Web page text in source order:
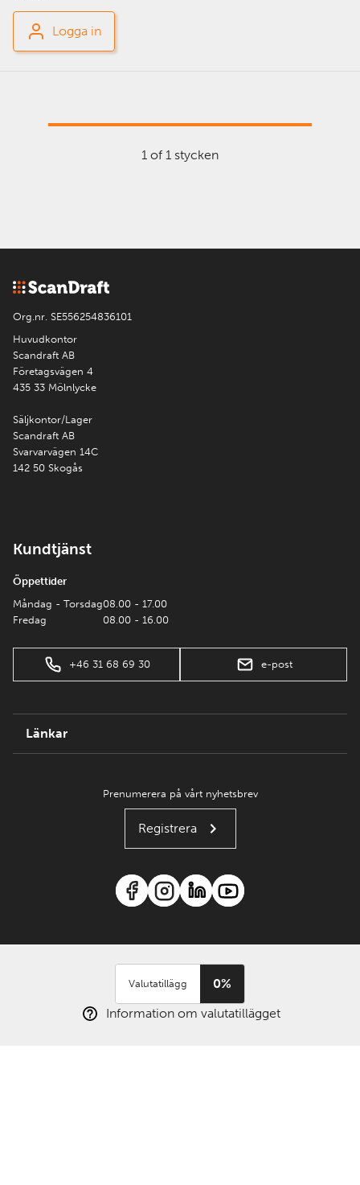
Logga in
1 of 1 stycken
Org.nr. SE556254836101
Huvudkontor
Scandraft AB
Företagsvägen 4
435 33 Mölnlycke
Säljkontor/Lager
Scandraft AB
Svarvarvägen 14C
142 50 Skogås
Kundtjänst
Öppettider
Måndag - Torsdag
Fredag
08.00 - 17.00
08.00 - 16.00
+46 31 68 69 30 e-post
Länkar
Prenumerera på vårt nyhetsbrev
Registrera
Valutatillägg
0%
Information om valutatillägget